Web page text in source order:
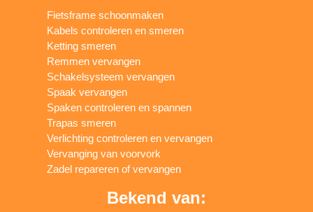
Fietsframe schoonmaken
Kabels controleren en smeren
Ketting smeren
Remmen vervangen
Schakelsysteem vervangen
Spaak vervangen
Spaken controleren en spannen
Trapas smeren
Verlichting controleren en vervangen
Vervanging van voorvork
Zadel repareren of vervangen
Bekend van: